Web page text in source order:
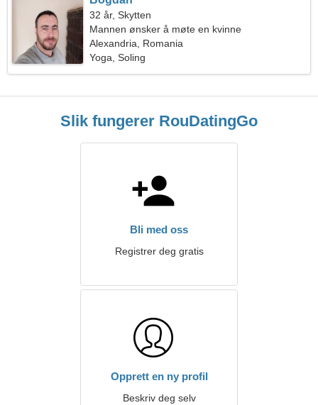
32 år, Skytten
Mannen ønsker å møte en kvinne
Alexandria, Romania
Yoga, Soling
Slik fungerer RouDatingGo
Bli med oss
Registrer deg gratis
Opprett en ny profil
Beskriv deg selv